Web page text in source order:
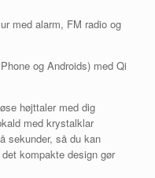
med alarm, FM radio og
og Androids) med Qi
højttaler med dig
med krystalklar
sekunder, så du kan
kompakte design gør